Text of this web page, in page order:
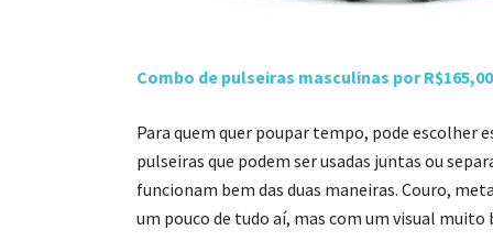
Combo de pulseiras masculinas por
Para quem quer poupar tempo, pode escolher
pulseiras que podem ser usadas juntas ou
funcionam bem das duas maneiras. Couro,
um pouco de tudo aí, mas com um visual muito